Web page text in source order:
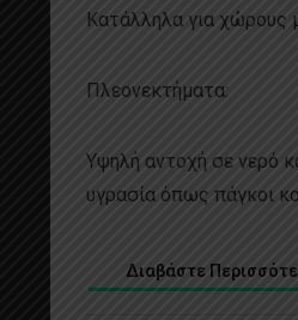
Κατάλληλα για χώρους
Πλεονεκτήματα:
Υψηλή αντοχή σε νερό
υγρασία όπως πάγκοι
Διαβάστε